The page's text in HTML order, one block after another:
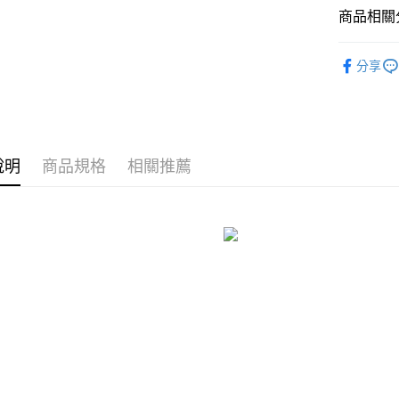
２．訂單
３．收到
※ 請注意
絡購買商
付款後7-
宅配
商品相關
分享
明 商品規格 相關推薦